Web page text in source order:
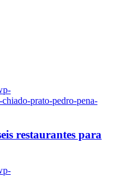
prato-pedro-pena-
restaurantes para